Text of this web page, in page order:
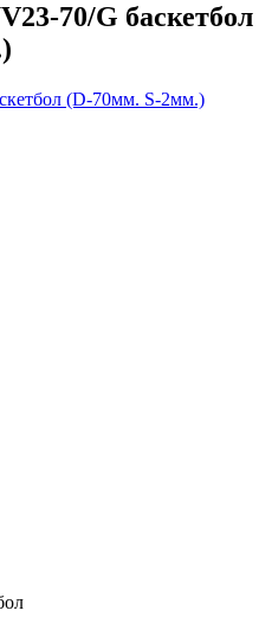
70/G баскетбол